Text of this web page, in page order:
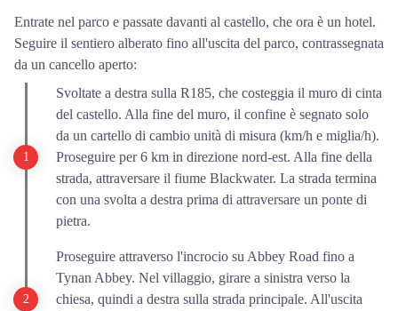
Entrate nel parco e passate davanti al castello, che ora è un hotel.
Seguire il sentiero alberato fino all'uscita del parco, contrassegnata
da un cancello aperto:
Svoltate a destra sulla R185, che costeggia il muro di cinta
del castello. Alla fine del muro, il confine è segnato solo
da un cartello di cambio unità di misura (km/h e miglia/h).
Proseguire per 6 km in direzione nord-est. Alla fine della
strada, attraversare il fiume Blackwater. La strada termina
con una svolta a destra prima di attraversare un ponte di
pietra.
Proseguire attraverso l'incrocio su Abbey Road fino a
Tynan Abbey. Nel villaggio, girare a sinistra verso la
chiesa, quindi a destra sulla strada principale. All'uscita